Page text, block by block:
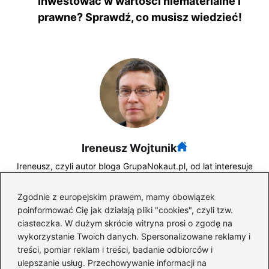
Zgodnie z europejskim prawem, mamy obowiązek
poinformować Cię jak działają pliki "cookies", czyli tzw.
ciasteczka. W dużym skrócie witryna prosi o zgodę na
wykorzystanie Twoich danych. Spersonalizowane reklamy i
treści, pomiar reklam i treści, badanie odbiorców i
ulepszanie usług. Przechowywanie informacji na
prawne? Sprawdź, co musisz wiedzieć!
Ireneusz Wojtunik
Ireneusz, czyli autor bloga GrupaNokaut.pl, od lat interesuje
prowadzeniem biznesu, rozwojem zawodowym, rynkiem
pracy oraz inwestowaniem – ze szczególnym
uwzględnieniem giełdy i aktualnych trendów
gospodarczych.
W swoich publikacjach łączy praktyczne podejście z
analitycznym spojrzeniem, opisując zarówno realia